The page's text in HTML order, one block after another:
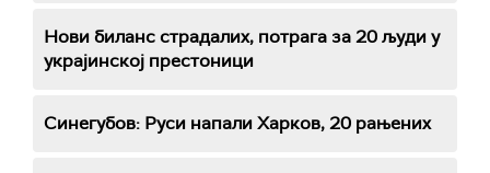
Нови биланс страдалих, потрага за 20 људи у
украјинској престоници
Синегубов: Руси напали Харков, 20 рањених